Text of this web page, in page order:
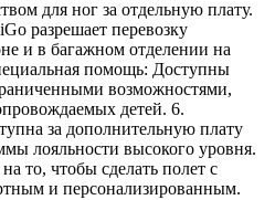
для ног за отдельную плату.
разрешает перевозку
и в багажном отделении на
помощь: Доступны
возможностями,
детей. 6.
за дополнительную плату
лояльности высокого уровня.
то, чтобы сделать полет с
и персонализированным.